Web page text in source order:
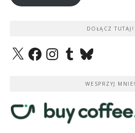
DOŁĄCZ TUTAJ!
X FacebookInstagramTumblrBluesky
WESPRZYJ MNIE!